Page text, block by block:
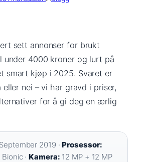
sett annonser for brukt
under 4000 kroner og lurt på
smart kjøp i 2025. Svaret er
eller nei – vi har gravd i priser,
for å gi deg en ærlig
September 2019 ·Prosessor:
Bionic ·Kamera: 12 MP + 12 MP